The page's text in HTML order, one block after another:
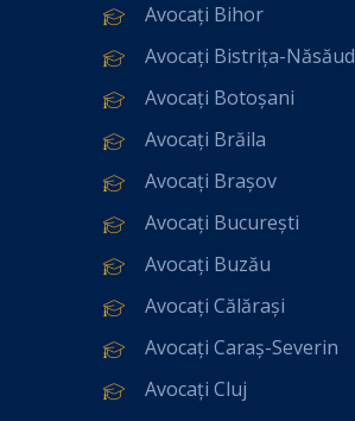
Avocați Bihor
Avocați Bistrița-Năsăud
Avocați Botoșani
Avocați Brăila
Avocați Brașov
Avocați București
Avocați Buzău
Avocați Călărași
Avocați Caraș-Severin
Avocați Cluj